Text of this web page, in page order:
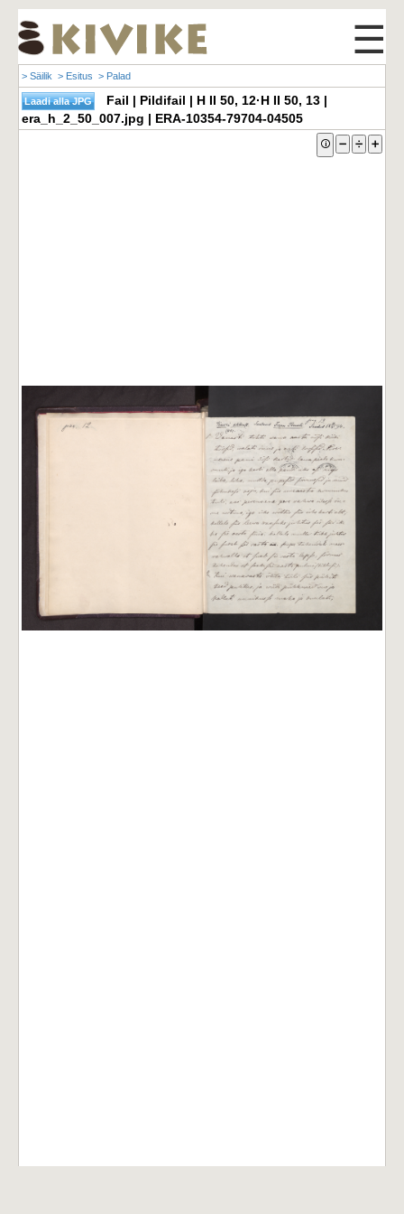
☰
> Säilik > Esitus > Palad
Fail | Pildifail | H II 50, 12·H II 50, 13 |
era_h_2_50_007.jpg | ERA-10354-79704-04505